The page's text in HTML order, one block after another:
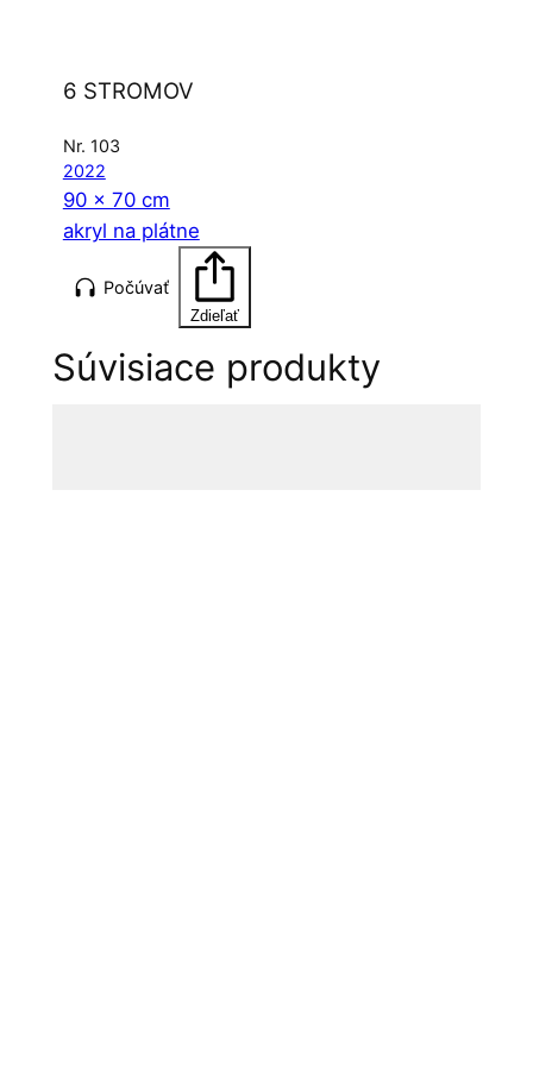
6 STROMOV
Nr. 103
2022
90 x 70 cm
akryl na plátne
Počúvať
Zdieľať
Súvisiace produkty